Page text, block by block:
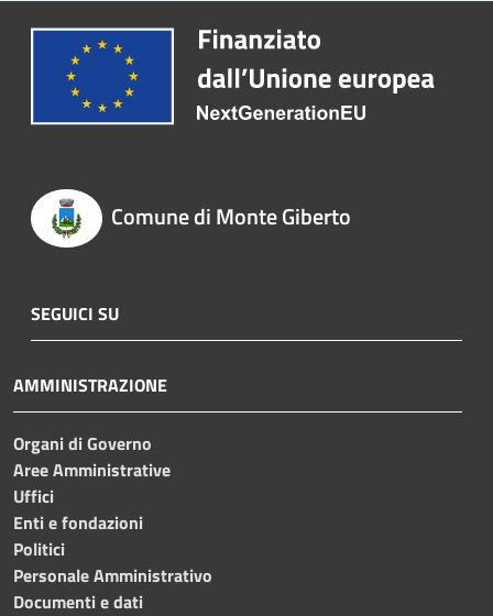
Comune di Monte Giberto
SEGUICI SU
AMMINISTRAZIONE
Organi di Governo
Aree Amministrative
Uffici
Enti e fondazioni
Politici
Personale Amministrativo
Documenti e dati